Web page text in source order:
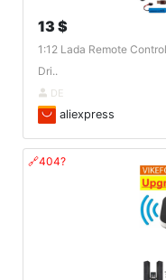
13 $
1:12 Lada Remote
Dri..
DE
aliexpress
🔗404?